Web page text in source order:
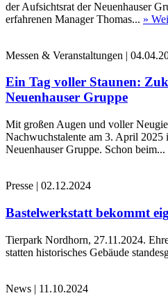
der Aufsichtsrat der Neuenhauser
erfahrenen Manager Thomas... »
Messen & Veranstaltungen |
Ein Tag voller Staunen:
Neuenhauser Gruppe
Mit großen Augen und voller
Nachwuchstalente am 3. April 2025
Neuenhauser Gruppe. Schon beim...
Presse | 02.12.2024
Bastelwerkstatt bekommt
Tierpark Nordhorn, 27.11.2024.
statten historisches Gebäude
News | 11.10.2024